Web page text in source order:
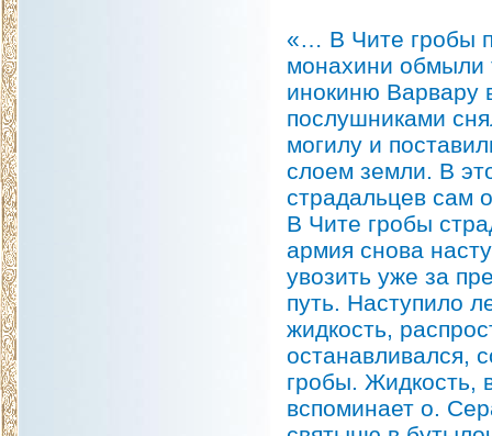
«… В Чите гробы
монахини обмыли
инокиню Варвару
послушниками
могилу и
слоем земли. В
страдальцев сам
В Чите гробы
армия снова
увозить уже за
путь. Наступило
жидкость,
останавливался,
гробы. Жидкость,
вспоминает о.